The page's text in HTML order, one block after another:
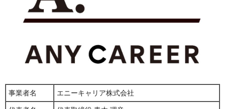
事業者名 エニーキャリア株式会社